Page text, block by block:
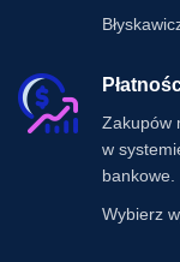
Zakupów
w
bankowe.
Wybierz